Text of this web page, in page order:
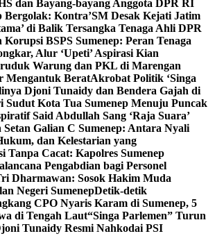
dan Bayang-bayang Anggota DPR RI
Bergolak: Kontra’SM Desak Kejati Jatim
di Balik Tersangka Tenaga Ahli DPR
BSPS Sumenep: Peran Tenaga
Alur ‘Upeti’ Aspirasi Kian
Warung dan PKL di Marengan
Mengantuk BeratAkrobat Politik ‘Singa
Djoni Tunaidy dan Bendera Gajah di
Sudut Kota Tua Sumenep Menuju Puncak
Said Abdullah Sang ‘Raja Suara’
Galian C Sumenep: Antara Nyali
dan Kelestarian yang
Tanpa Cacat: Kapolres Sumenep
Pengabdian bagi Personel
Dharmawan: Sosok Hakim Muda
Negeri SumenepDetik-detik
CPO Nyaris Karam di Sumenep, 5
di Tengah Laut“Singa Parlemen” Turun
Tunaidy Resmi Nahkodai PSI